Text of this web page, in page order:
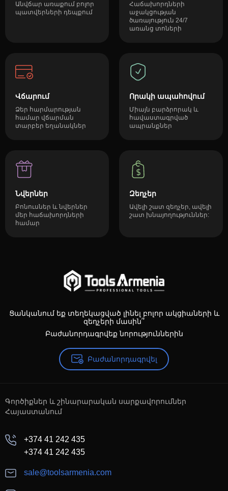
Անվճար առաքում բոլոր
պատվերների դեպքում
Հաճախորդների
աջակցության
ծառայություն 24/7
առանց տոների
Վճարում
Ձեր հարմարության
համար վճարման
տարբեր եղանակներ
Որակի ապահովում
Միայն բարձրորակ և
հավաստագրված
ապրանքներ
Նվերներ
Բոնուսներ և նվերներ
մեր հաճախորդների
համար
Զեղչեր
Ավելի շատ զեղչեր, ավելի
շատ խնայողություններ:
Ցանկանում եք տեղեկացված լինել բոլոր ակցիաների և
զեղչերի մասին՞
Բաժանորդագրվեք նորություններին
Բաժանորդագրվել
Գործիքներ և շինարարական սարքավորումներ
Հայաստանում
+374 41 242 435
+374 41 242 435
sale@toolsarmenia.com